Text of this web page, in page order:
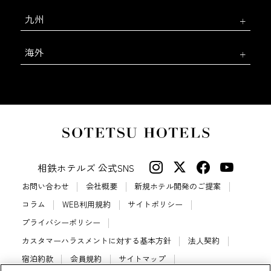
九州
海外
相鉄ホテルズ 公式SNS
お問い合わせ 会社概要
新規ホテル開発のご提案
コラム
WEB利用規約
サイトポリシー
プライバシーポリシー
カスタマーハラスメントに対する基本方針
法人契約
宿泊約款
会員規約
サイトマップ